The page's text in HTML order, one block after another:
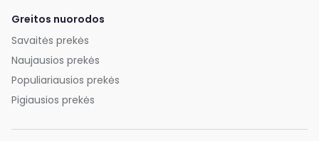
Greitos nuorodos
Savaitės prekės
Naujausios prekės
Populiariausios prekės
Pigiausios prekės